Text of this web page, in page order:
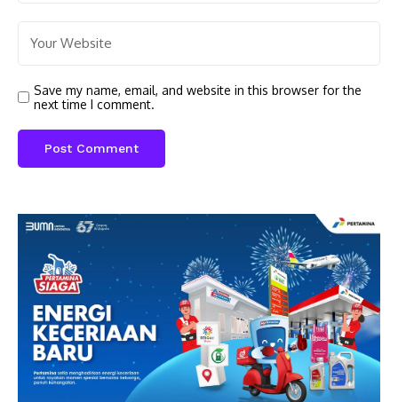
Save my name, email, and website in this browser for the
next time I comment.